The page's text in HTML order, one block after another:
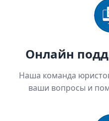
Онлайн
Наша команда
ваши вопросы и